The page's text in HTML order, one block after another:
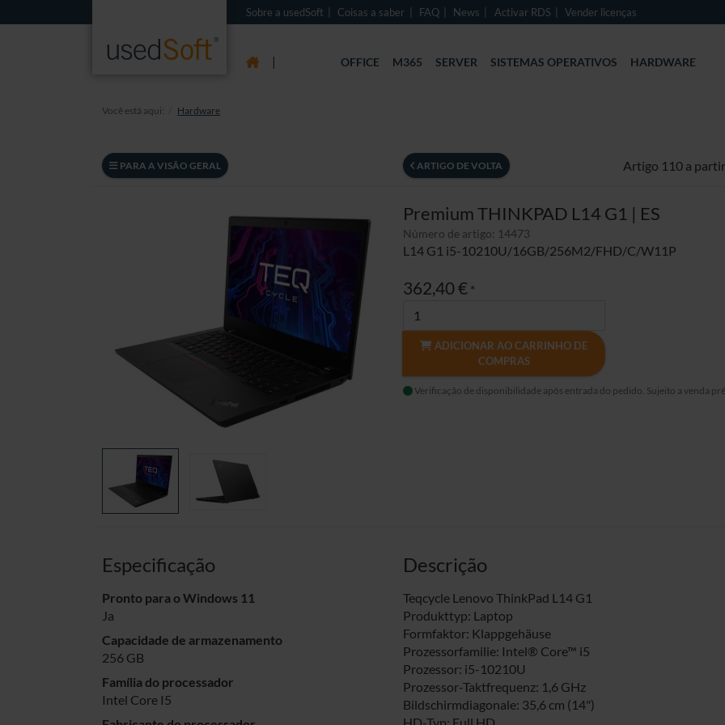
Sobre a usedSoft Coisas a saber FAQ News Activar RDS Vender licenças
| OFFICE M365 SERVER SISTEMAS OPERATIVOS HARDWARE
Você está aqui: Hardware
PARA A VISÃO GERAL ARTIGO DE VOLTA Artigo 110 a
Premium THINKPAD L14 G1 | ES
Número de artigo: 14473
L14 G1 i5-10210U/16GB/256M2/FHD/C/W11P
362,40 € *
ADICIONAR AO CARRINHO DE
COMPRAS
Verificação de disponibilidade após entrada do pedido. Sujeito a venda
Descrição
Teqcycle Lenovo ThinkPad L14 G1
Produkttyp: Laptop
Formfaktor: Klappgehäuse
Prozessorfamilie: Intel® Core™ i5
Prozessor: i5-10210U
Prozessor-Taktfrequenz: 1,6 GHz
Bildschirmdiagonale: 35,6 cm (14")
Especificação
Pronto para o Windows 11
Ja
Capacidade de armazenamento
256 GB
Família do processador
Intel Core I5